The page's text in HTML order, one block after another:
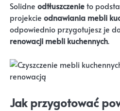
Solidne odtłuszczenieto
projekcie odnawiania mebli
odpowiednio przygotujesz je
renowacji mebli kuchennych.
Jak przygotować